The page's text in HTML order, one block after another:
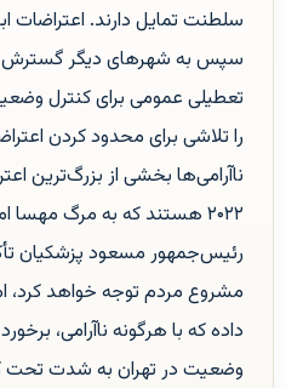
سلطنت تمایل دارند. اعتراضات
سپس به شهرهای دیگر گسترش
تعطیلی عمومی برای کنترل
را تلاشی برای محدود کردن
ناآرامی‌ها بخشی از بزرگ‌ترین
۲۰۲۲ هستند که به مرگ مهسا
رئیس‌جمهور مسعود پزشکیان
مشروع مردم توجه خواهد کرد،
داده که با هرگونه ناآرامی،
وضعیت در تهران به شدت تحت